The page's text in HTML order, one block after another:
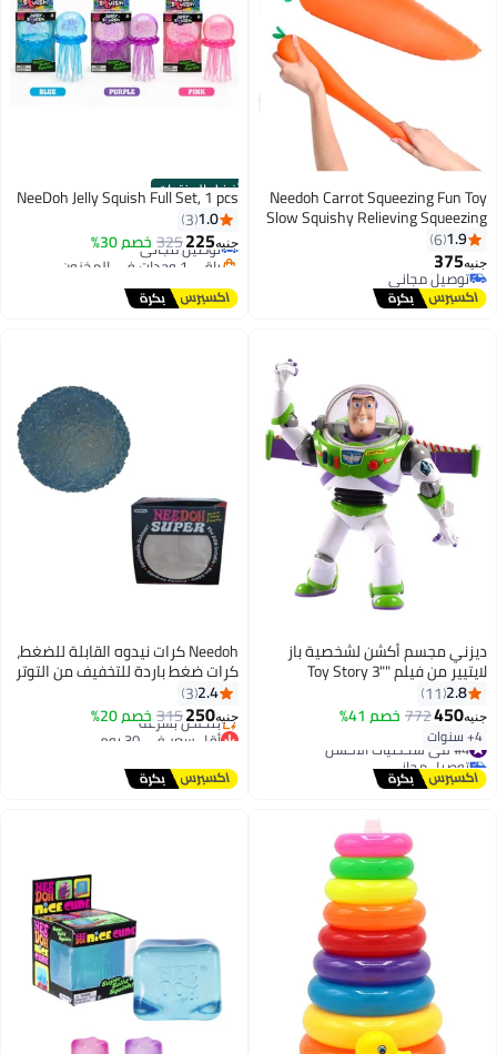
Needoh Carrot Squeezing Fun Toy
Slow Squishy Relieving Squeezing
Toy - Cute Carrot Shape Stress
Reducing Toy for Adults, Sensory
Fidget
1.9
6
جنيه375
توصيل مجاني
توصيل مجاني
أفضل المنتجات
NeeDoh Jelly Squish Full Set, 1 pcs
1.0
3
جنيه225
325خصم 30%
#3 في ألعاب اسفنجية
أقل سعر في 7 يوم
توصيل مجاني
باقي 1 وحدات في المخزون
تم بيع +40 مؤخرًا
#3 في ألعاب اسفنجية
ديزني مجسم أكشن لشخصية باز
لايتيير من فيلم "Toy Story 3"
12بوصة2.8
11
جنيه450
772خصم 41%
#4 في شخصيات الأكشن
توصيل مجاني
#4 في شخصيات الأكشن
Needoh كرات نيدوه القابلة للضغط،
كرات ضغط باردة للتخفيف من التوتر
للكبار والأطفال، كرات ضغط باردة مع
إحساس مميز وصوت فرقعة، كرات
ضغط مقرمشة للعرض على المكتب
والاستخدام اليومي
2.4
3
جنيه250
315خصم 20%
أقل سعر في 30 يوم
توصيل مجاني
بتخلّص بسرعة
أقل سعر في 30 يوم